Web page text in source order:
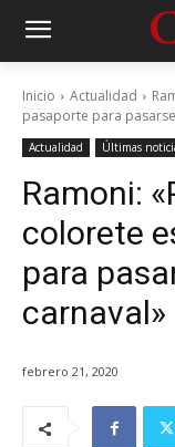
Inicio Actualidad
pasaporte para
Actualidad Últimas
Ramoni:
colorete
para
carnaval»
febrero 21, 2020